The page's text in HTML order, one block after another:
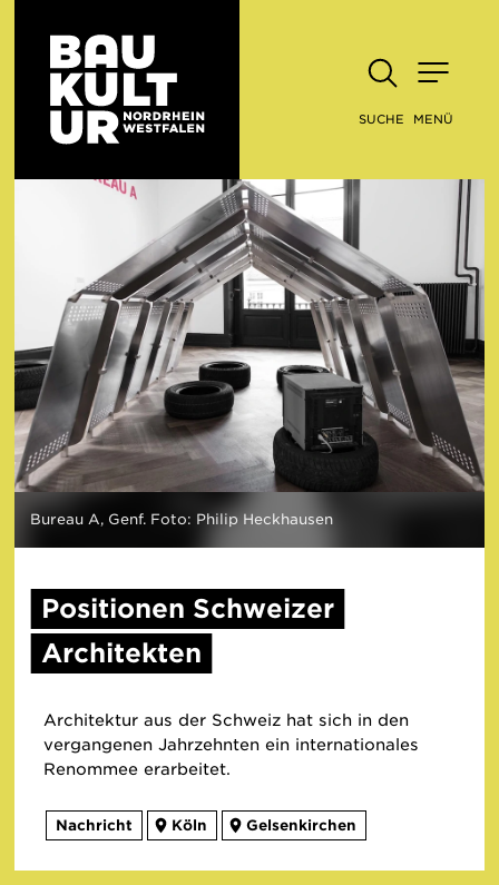
SUCHE MENÜ
Bureau A, Genf. Foto: Philip Heckhausen
Positionen Schweizer
Architekten
Architektur aus der Schweiz hat sich in den
vergangenen Jahrzehnten ein internationales
Renommee erarbeitet.
Nachricht Köln Gelsenkirchen